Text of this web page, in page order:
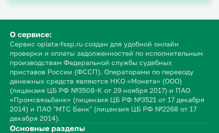
О сервисе:
Сервис oplata-fssp.ru создан для удобной онлайн
проверки и оплаты задолженностей по исполнительным
производствам Федеральной службы судебных
приставов России (ФССП). Операторами по переводу
денежных средств являются НКО «Монета» (ООО)
(лицензия ЦБ РФ №3508-К от 29 ноября 2017) и ПАО
«Промсвязьбанк» (лицензия ЦБ РФ №3521 от 17 декабря
2014) и ПАО "МТС Банк" (лицензия ЦБ РФ №2268 от 17
декабря 2014).
Основные разделы